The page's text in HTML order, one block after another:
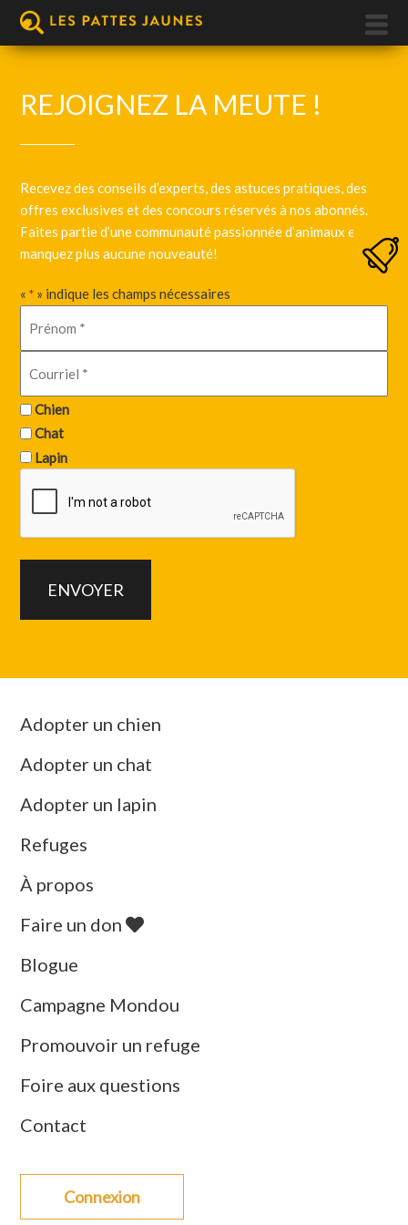
REJOIGNEZ LA MEUTE !
Recevez des conseils d’experts, des astuces pratiques, des
offres exclusives et des concours réservés à nos abonnés.
Faites partie d’une communauté passionnée d’animaux et ne
manquez plus aucune nouveauté!
«* » indique les champs nécessaires
Chien
Chat
Lapin
Adopter un chien
Adopter un chat
Adopter un lapin
Refuges
À propos
Faire un don
Blogue
Campagne Mondou
Promouvoir un refuge
Foire aux questions
Contact
Connexion